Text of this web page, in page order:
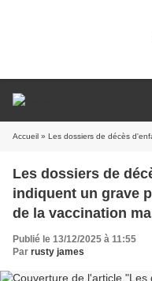
Accueil » Les dossiers de décès d'enfants du CDC indiquent un grave préjudice transgénérationnel de la vaccination
Les dossiers de
indiquent un grave
de la vaccination
analyse des
Skeptic montre que
vaccination
Publié le 13/12/2025 à 11:55
Par rusty james